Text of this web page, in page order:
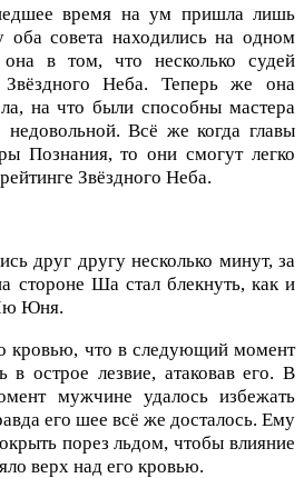
время на ум пришла лишь
оба совета находились на одном
она в том, что несколько судей
Неба. Теперь же она
на что были способны мастера
недовольной. Всё же когда главы
Познания, то они смогут легко
Звёздного Неба.
друг другу несколько минут, за
стороне Ша стал блекнуть, как и
Юня.
кровью, что в следующий момент
в острое лезвие, атаковав его. В
мужчине удалось избежать
его шее всё же досталось. Ему
порез льдом, чтобы влияние
верх над его кровью.